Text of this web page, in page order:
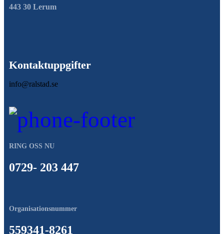
443 30 Lerum
Kontaktuppgifter
info@ralstad.se
RING OSS NU
0729- 203 447
Organisationsnummer
559341-8261